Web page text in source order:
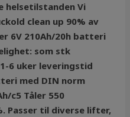
helsetilstanden Vi
clean up 90% av
6V 210Ah/20h batteri
som stk
6 uker leveringstid
med DIN norm
c5 Tåler 550
Passer til diverse lifter,